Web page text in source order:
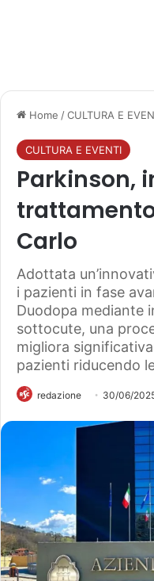
Home /CULTURA E
CULTURA E EVENTI
Parkinson,
trattamento
Carlo
Adottata
i pazienti in fase
Duodopa mediante
sottocute, una
migliora
pazienti riducendo
redazione 30/06/